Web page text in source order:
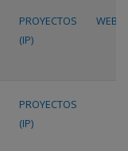
PROYECTOS
(IP)
WEB
PROYECTOS
(IP)